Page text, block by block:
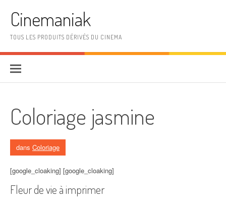
Cinemaniak
TOUS LES PRODUITS DÉRIVÉS DU CINEMA
Coloriage jasmine
dans Coloriage
[google_cloaking] [google_cloaking]
Fleur de vie à imprimer